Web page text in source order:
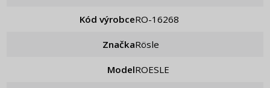
Kód výrobce RO-16268
Značka Rösle
Model ROESLE